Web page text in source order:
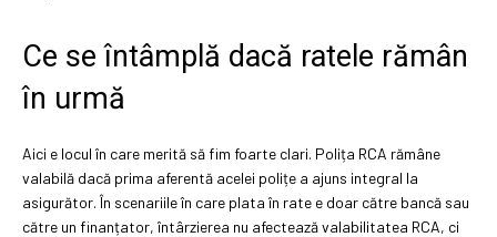
Ce se întâmplă dacă ratele rămân
în urmă
Aici e locul în care merită să fim foarte clari. Polița RCA rămâne
valabilă dacă prima aferentă acelei polițe a ajuns integral la
asigurător. În scenariile în care plata în rate e doar către bancă sau
către un finanțator, întârzierea nu afectează valabilitatea RCA, ci